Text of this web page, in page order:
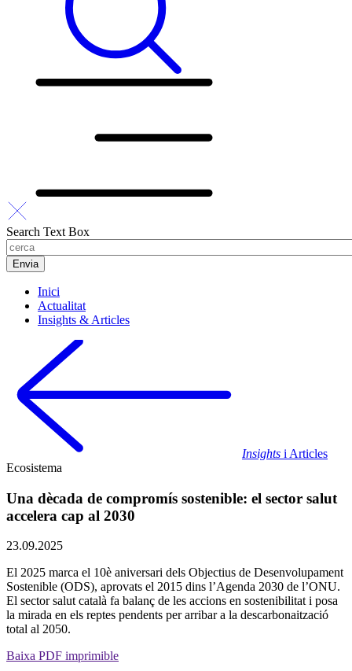
Search Text Box
Inici
Actualitat
Insights & Articles
Insights i Articles
Ecosistema
Una dècada de compromís sostenible: el sector salut
accelera cap al 2030
23.09.2025
El 2025 marca el 10è aniversari dels Objectius de Desenvolupament
Sostenible (ODS), aprovats el 2015 dins l’Agenda 2030 de l’ONU.
El sector salut català fa balanç de les accions en sostenibilitat i posa
la mirada en els reptes pendents per arribar a la descarbonaització
total al 2050.
Baixa PDF imprimible